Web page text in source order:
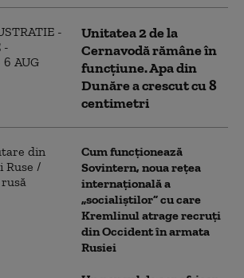
Unitatea 2 de la
Cernavodă rămâne în
funcțiune. Apa din
Dunăre a crescut cu 8
centimetri
Cum funcționează
Sovintern, noua rețea
internațională a
„socialiștilor” cu care
Kremlinul atrage recruți
din Occident în armata
Rusiei